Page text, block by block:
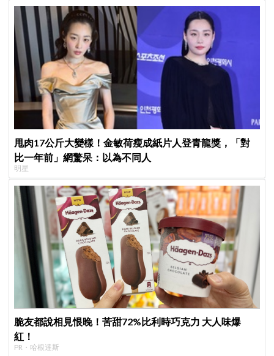
甩肉17公斤大變樣！金敏荷瘦成紙片人登青龍獎，「對
比一年前」網驚呆：以為不同人
明星
脆友都說相見恨晚！苦甜72%比利時巧克力 大人味爆
紅！
PR・哈根達斯